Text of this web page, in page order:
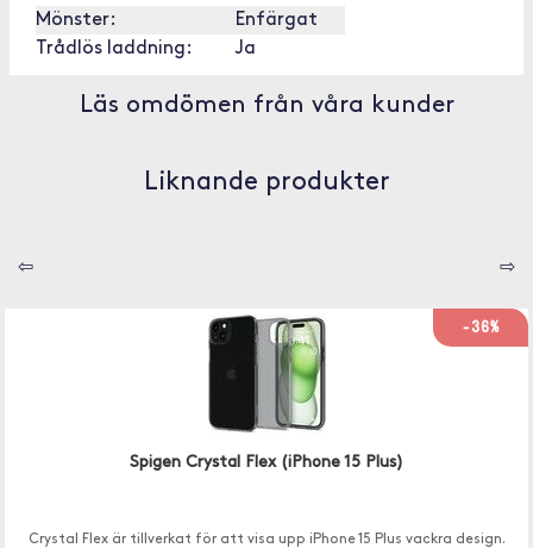
Mönster:
Enfärgat
Trådlös laddning:
Ja
Läs omdömen från våra kunder
Liknande produkter
⇦ ⇨
-36%
Spigen Crystal Flex (iPhone 15 Plus)
Crystal Flex är tillverkat för att visa upp iPhone 15 Plus vackra design.